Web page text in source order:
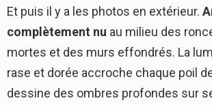
Et puis il y a les photos en extérieur.
complètement nu au milieu des
mortes et des murs effondrés. La
rase et dorée accroche chaque poil
dessine des ombres profondes sur